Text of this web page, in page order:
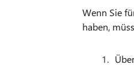
Wenn Sie
haben,